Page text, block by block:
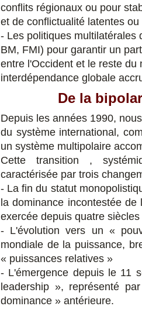
conflits régionaux ou pour
et de conflictualité latentes
- Les politiques multilatérales
BM, FMI) pour garantir un
entre l'Occident et le reste du
interdépendance globale
De la
Depuis les années 1990,
du système international,
un système multipolaire
Cette transition ,
caractérisée par trois
- La fin du statut
la dominance incontestée de
exercée depuis quatre siècles
- L'évolution vers un «
mondiale de la puissance,
« puissances relatives »
- L'émergence depuis le 11
leadership », représenté
dominance » antérieure.